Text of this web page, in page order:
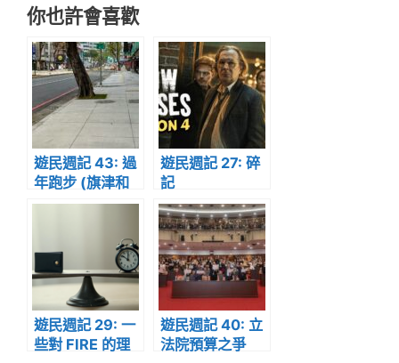
你也許會喜歡
遊民週記 43: 過
年跑步 (旗津和
輕軌成圓)
遊民週記 27: 碎
記
遊民週記 29: 一
些對 FIRE 的理
遊民週記 40: 立
法院預算之爭